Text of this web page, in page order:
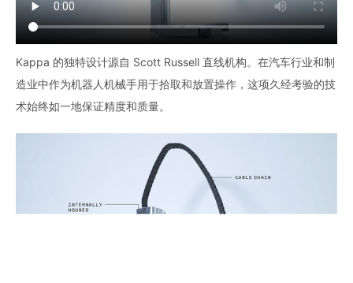
Kappa 的独特设计源自 Scott Russell 直线机构。在汽车行业和制
造业中作为机器人机械手用于拾取和放置操作，这项久经考验的技
术始终如一地保证精度和质量。